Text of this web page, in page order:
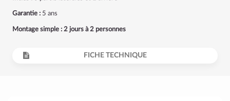
Garantie : 5 ans
Montage simple : 2 jours à 2 personnes
FICHE TECHNIQUE